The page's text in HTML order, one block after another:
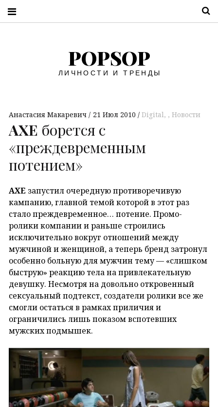
POPSOP
ЛИЧНОСТИ И ТРЕНДЫ
Анастасия Макаревич 21 Июл 2010 Digital, Новости
AXE борется с
«преждевременным
потением»
AXE запустил очередную противоречивую
кампанию, главной темой которой в этот раз
стало преждевременное… потение. Промо-
ролики компании и раньше строились
исключительно вокруг отношений между
мужчиной и женщиной, а теперь бренд затронул
особенно больную для мужчин тему — «слишком
быструю» реакцию тела на привлекательную
девушку. Несмотря на довольно откровенный
сексуальный подтекст, создатели ролики все же
смогли остаться в рамках приличия и
ограничились лишь показом вспотевших
мужских подмышек.